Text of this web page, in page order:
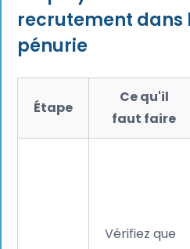
recrutement dans
pénurie
Étape
Ce qu'il
faut faire
Vérifiez que